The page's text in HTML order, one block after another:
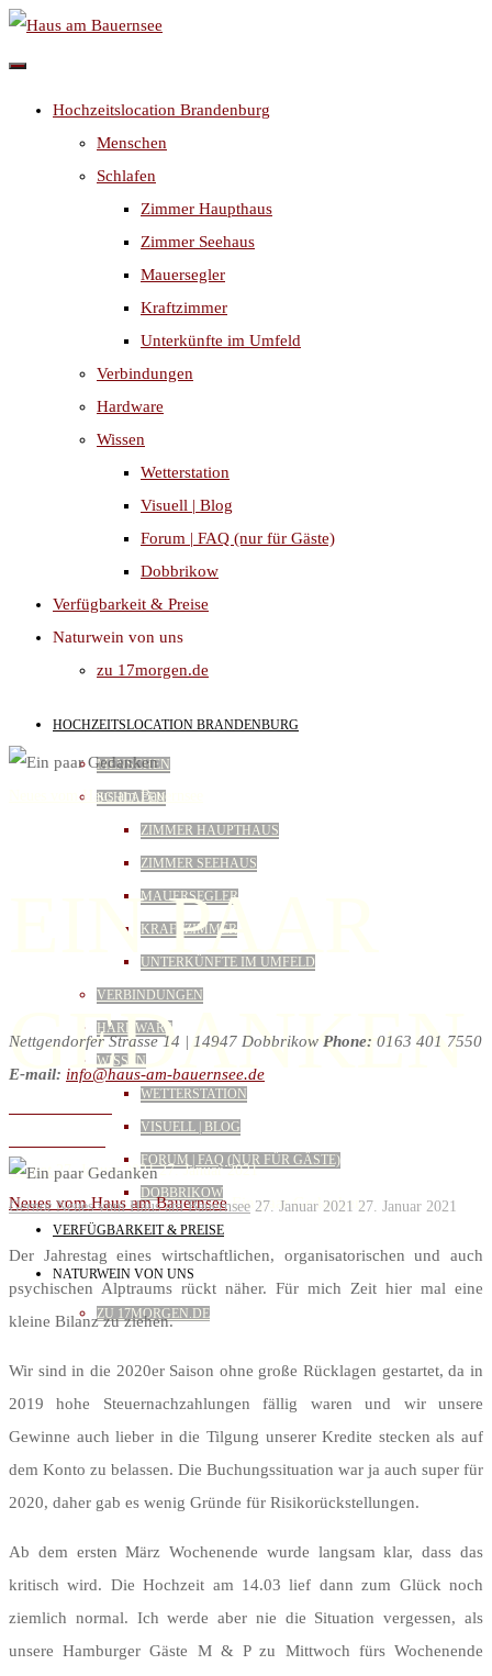
Skip
Hochzeitslocation Brandenburg
Menschen
Schlafen
Zimmer Haupthaus
Zimmer Seehaus
Mauersegler
Kraftzimmer
Unterkünfte im Umfeld
Verbindungen
Hardware
Wissen
Wetterstation
Visuell | Blog
Forum | FAQ (nur für Gäste)
Dobbrikow
Verfügbarkeit & Preise
Naturwein von uns
zu 17morgen.de
HOCHZEITSLOCATION BRANDENBURG
MENSCHEN
SCHLAFEN
ZIMMER HAUPTHAUS
ZIMMER SEEHAUS
MAUERSEGLER
KRAFTZIMMER
UNTERKÜNFTE IM UMFELD
VERBINDUNGEN
HARDWARE
WISSEN
WETTERSTATION
VISUELL | BLOG
FORUM | FAQ (NUR FÜR GÄSTE)
DOBBRIKOW
VERFÜGBARKEIT & PREISE
NATURWEIN VON UNS
ZU 17MORGEN.DE
Neues vom Haus am Bauernsee
EIN PAAR
GEDANKEN
Gernot 27. Januar 202127. Januar 2021
Home
Neues vom Haus am Bauernsee Ein paar Gedanken
Nettgendorfer Strasse 14 | 14947 Dobbrikow Phone: 0163 401 7550
E-mail: info@haus-am-bauernsee.de
Gernot Neues vom Haus am Bauernsee 27. Januar 2021 27. Januar 2021
Der Jahrestag eines wirtschaftlichen, organisatorischen und auch
psychischen Alptraums rückt näher. Für mich Zeit hier mal eine
kleine Bilanz zu ziehen.
Wir sind in die 2020er Saison ohne große Rücklagen gestartet, da in
2019 hohe Steuernachzahlungen fällig waren und wir unsere
Gewinne auch lieber in die Tilgung unserer Kredite stecken als auf
dem Konto zu belassen. Die Buchungssituation war ja auch super für
2020, daher gab es wenig Gründe für Risikorückstellungen.
Ab dem ersten März Wochenende wurde langsam klar, dass das
kritisch wird. Die Hochzeit am 14.03 lief dann zum Glück noch
ziemlich normal. Ich werde aber nie die Situation vergessen, als
unsere Hamburger Gäste M & P zu Mittwoch fürs Wochenende